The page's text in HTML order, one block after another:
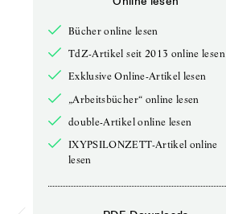
Bücher online lesen
TdZ-Artikel seit 2013 online lesen
Exklusive Online-Artikel lesen
„Arbeitsbücher“ online lesen
double-Artikel online lesen
IXYPSILONZETT-Artikel online
lesen